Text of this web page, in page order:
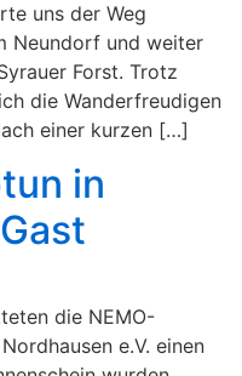
uns der Weg
Neundorf und weiter
Forst. Trotz
die Wanderfreudigen
einer kurzen […]
in
die NEMO-
e.V. einen